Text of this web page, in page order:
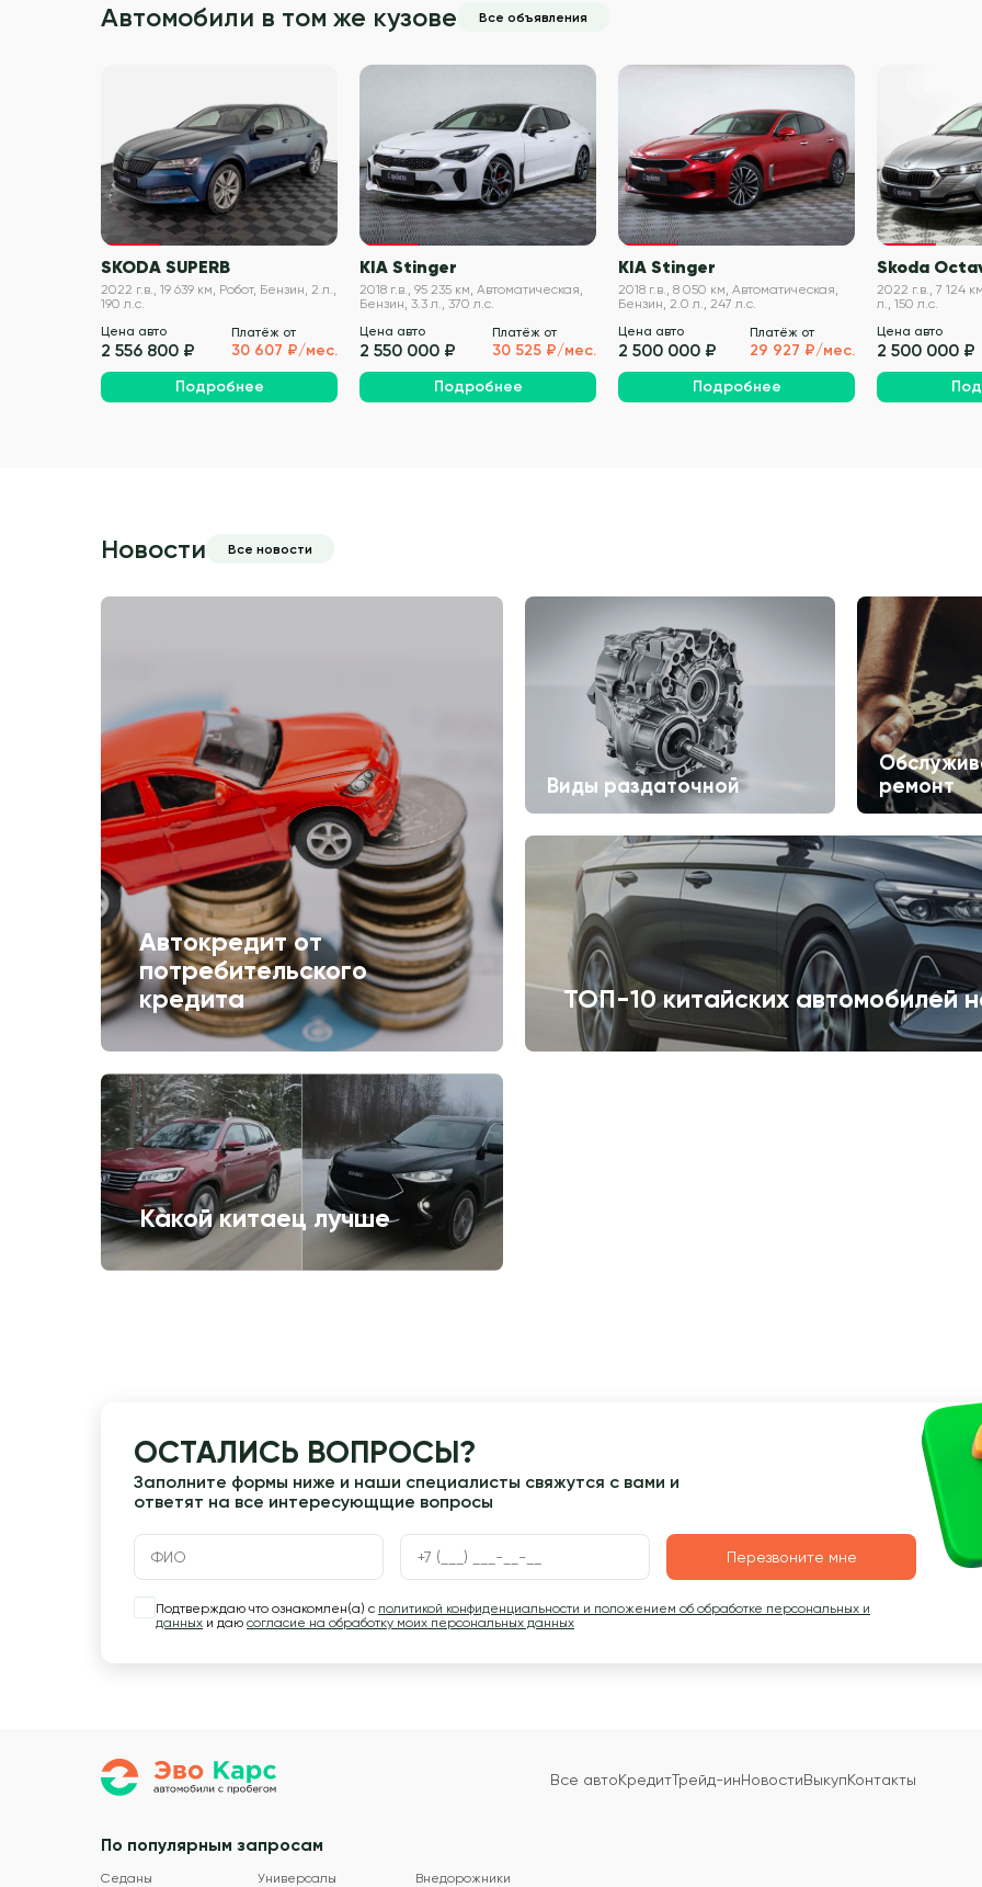
Автомобили в том же кузове Все объявления
VIN проверен
SKODA SUPERB
2022 г.в., 19 639 км, Робот, Бензин, 2 л.,
190 л.с.
Цена авто
2 556 800 ₽
Платёж от
30 607 ₽/мес.
Подробнее
VIN проверен
KIA Stinger
2018 г.в., 95 235 км, Автоматическая,
Бензин, 3.3 л., 370 л.с.
Цена авто
2 550 000 ₽
Платёж от
30 525 ₽/мес.
Подробнее
VIN проверен
KIA Stinger
2018 г.в., 8 050 км, Автоматическая,
Бензин, 2.0 л., 247 л.с.
Цена авто
2 500 000 ₽
Платёж от
29 927 ₽/мес.
Подробнее
Skoda
2022 г.в., 7 124
л., 150 л.с.
Цена авто
2 500 000 ₽
Новости Все новости
Автокредит от
потребительского
кредита
Виды раздаточной
ремонт
ТОП-10 китайских автомобилей
Какой китаец лучше
ОСТАЛИСЬ ВОПРОСЫ?
Заполните формы ниже и наши специалисты свяжутся с вами и
ответят на все интересующщие вопросы
Перезвоните мне
Подтверждаю что ознакомлен(а) с политикой конфиденциальности и положением об обработке персональных и
данных и даю согласие на обработку моих персональных данных
Все автоКредитТрейд-инНовостиВыкупКонтакты
По популярным запросам
Седаны Универсалы Внедорожники